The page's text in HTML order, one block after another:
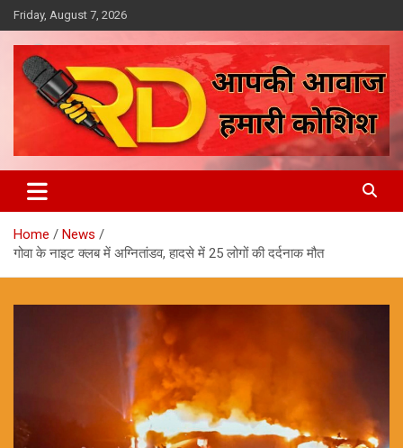
Skip
to
content
Friday, August 7, 2026
Reporter Diaries
Home
News
गोवा के नाइट क्लब में अग्नितांडव, हादसे में 25 लोगों की दर्दनाक मौत